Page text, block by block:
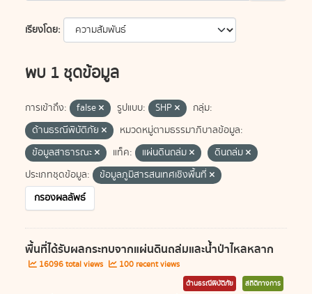
เรียงโดย
พบ 1 ชุดข้อมูล
การเข้าถึง: false รูปแบบ: SHP
กลุ่ม:
ด้านธรณีพิบัติภัย
หมวดหมู่ตามธรรมาภิบาลข้อมูล:
ข้อมูลสาธารณะ
แท็ค: แผ่นดินถล่ม
ดินถล่ม
ประเภทชุดข้อมูล:
ข้อมูลภูมิสารสนเทศเชิงพื้นที่
กรองผลลัพธ์
พื้นที่ได้รับผลกระทบจากแผ่นดินถล่มและน้ำป่าไหลหลาก
16096 total views 100 recent views
ด้านธรณีพิบัติภัย สถิติทางการ